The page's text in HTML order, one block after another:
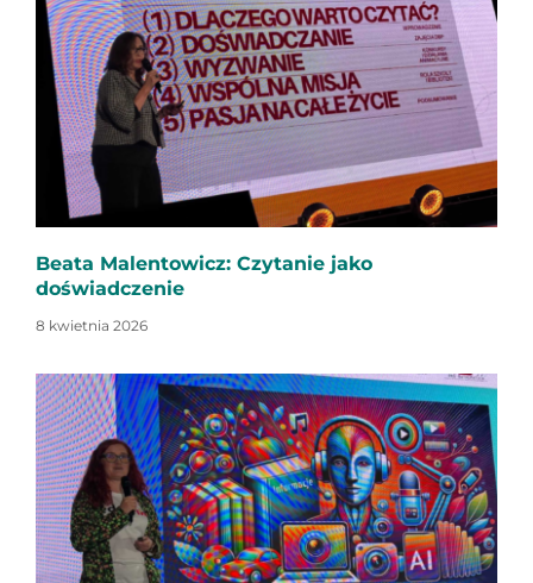
Beata Malentowicz: Czytanie jako
doświadczenie
8 kwietnia 2026